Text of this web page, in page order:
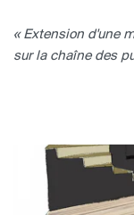
« Extension d'une
sur la chaîne des